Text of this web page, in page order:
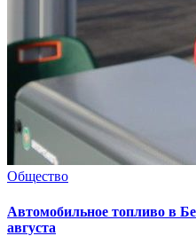
Общество
Автомобильное топливо в
августа